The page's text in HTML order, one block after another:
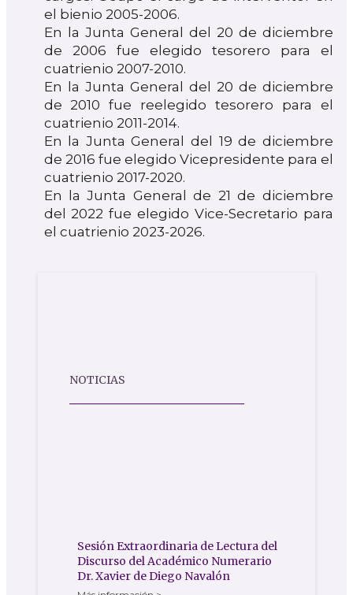
el bienio 2005-2006.
En la Junta General del 20 de diciembre
de 2006 fue elegido tesorero para el
cuatrienio 2007-2010.
En la Junta General del 20 de diciembre
de 2010 fue reelegido tesorero para el
cuatrienio 2011-2014.
En la Junta General del 19 de diciembre
de 2016 fue elegido Vicepresidente para el
cuatrienio 2017-2020.
En la Junta General de 21 de diciembre
del 2022 fue elegido Vice-Secretario para
el cuatrienio 2023-2026.
NOTICIAS
Sesión Extraordinaria de Lectura del
Discurso del Académico Numerario
Dr. Xavier de Diego Navalón